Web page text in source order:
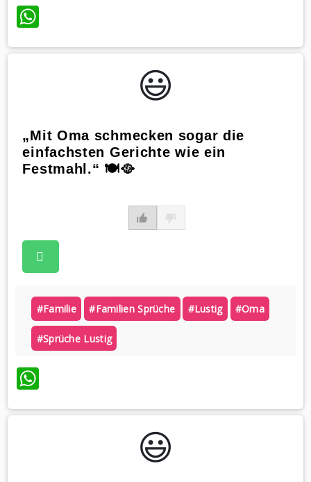
WhatsApp
😃️
„Mit Oma schmecken sogar die
einfachsten Gerichte wie ein
Festmahl.“ 🍽️🥘
#familie #familien Sprüche #lustig #oma
#sprüche Lustig
WhatsApp
😃️